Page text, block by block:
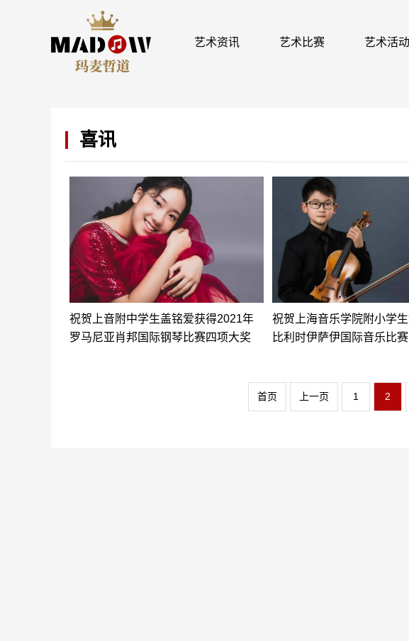
艺术资讯 艺术比赛 艺术活动
喜讯
祝贺上音附中学生盖铭爱获得2021年
罗马尼亚肖邦国际钢琴比赛四项大奖
祝贺上海音乐学院附小学
比利时伊萨伊国际音乐比
首页 上一页 1 2